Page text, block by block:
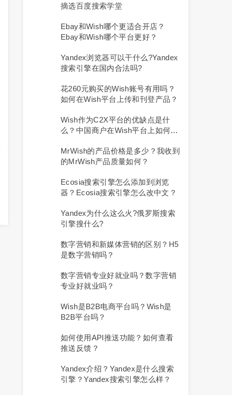
摘选百度搜索学堂
Ebay和Wish哪个更适合开店？
Ebay和Wish哪个平台更好？
Yandex浏览器可以干什么?yandex
搜索引擎在国内合法吗?
花260元购买的Wish账号有用吗？
如何在Wish平台上传和刊登产品？
Wish作为C2X平台的优缺点是什
么？中国商户在Wish平台上如何开
MrWish的产品价格是多少？我收到
的MrWish产品质量如何？
Ecosia搜索引擎怎么添加到浏览
器？ecosia搜索引擎怎么改中文？
Yandex为什么这么火?俄罗斯搜索
引擎搜什么?
数字营销和新媒体营销的区别？H5
是数字营销吗？
数字营销专业好就业吗？数字营销
专业好就业吗？
Wish是B2B电商平台吗？Wish是
B2B平台吗？
如何使用API推送功能？如何查看
推送反馈？
Yandex介绍？yandex是什么搜索
引擎？yandex搜索引擎怎么样？